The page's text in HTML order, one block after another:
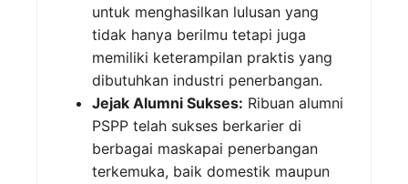
untuk menghasilkan lulusan yang
tidak hanya berilmu tetapi juga
memiliki keterampilan praktis yang
dibutuhkan industri penerbangan.
Jejak Alumni Sukses: Ribuan alumni
PSPP telah sukses berkarier di
berbagai maskapai penerbangan
terkemuka, baik domestik maupun